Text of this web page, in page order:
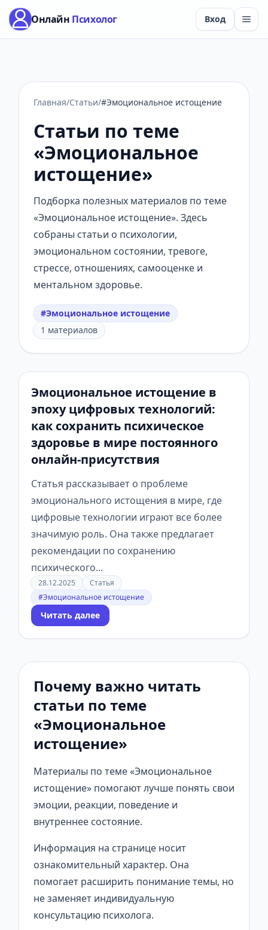
Онлайн Психолог Вход
Главная/Статьи/#Эмоциональное истощение
Статьи по теме
«Эмоциональное
истощение»
Подборка полезных материалов по теме
«Эмоциональное истощение». Здесь
собраны статьи о психологии,
эмоциональном состоянии, тревоге,
стрессе, отношениях, самооценке и
ментальном здоровье.
#Эмоциональное истощение
1 материалов
Эмоциональное истощение в
эпоху цифровых технологий:
как сохранить психическое
здоровье в мире постоянного
онлайн-присутствия
Статья рассказывает о проблеме
эмоционального истощения в мире, где
цифровые технологии играют все более
значимую роль. Она также предлагает
рекомендации по сохранению
психического...
28.12.2025
Статья
#Эмоциональное истощение
Читать далее
Почему важно читать
статьи по теме
«Эмоциональное
истощение»
Материалы по теме «Эмоциональное
истощение» помогают лучше понять свои
эмоции, реакции, поведение и
внутреннее состояние.
Информация на странице носит
ознакомительный характер. Она
помогает расширить понимание темы, но
не заменяет индивидуальную
консультацию психолога.